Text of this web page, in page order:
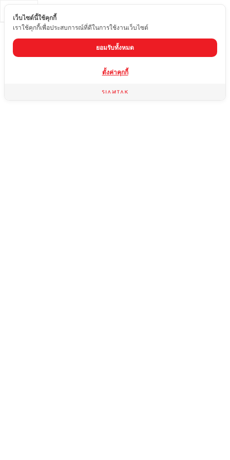
เว็บไซต์นี้ใช้คุกกี้
เราใช้คุกกี้เพื่อประสบการณ์ที่ดีในการใช้งานเว็บไซต์
ยอมรับทั้งหมด
ตั้งค่าคุกกี้